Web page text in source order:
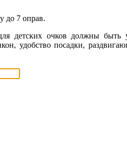
до 7 оправ.
детских очков должны
удобство посадки,